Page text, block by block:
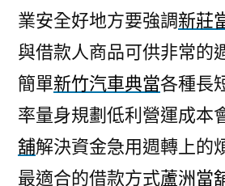
業安全好地方要強調新莊
與借款人商品可供非常的
簡單新竹汽車典當各種長
率量身規劃低利營運成本
舖解決資金急用週轉上的
最適合的借款方式蘆洲當